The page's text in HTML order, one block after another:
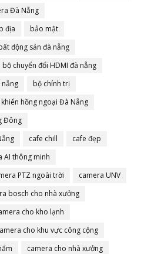
Đà Nẵng
địa
bảo mật
động sản đà nẵng
bộ chuyển đổi HDMI đà nẵng
nẵng
bộ chính trị
hồng ngoại Đà Nẵng
Đông
cafe chill
cafe đẹp
AI thông minh
PTZ ngoài trời
camera UNV
bosch cho nhà xưởng
cho kho lạnh
cho khu vực công cộng
camera cho nhà xưởng